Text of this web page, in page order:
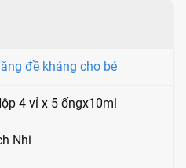
đề kháng cho bé
4 vỉ x 5 ốngx10ml
Nhi